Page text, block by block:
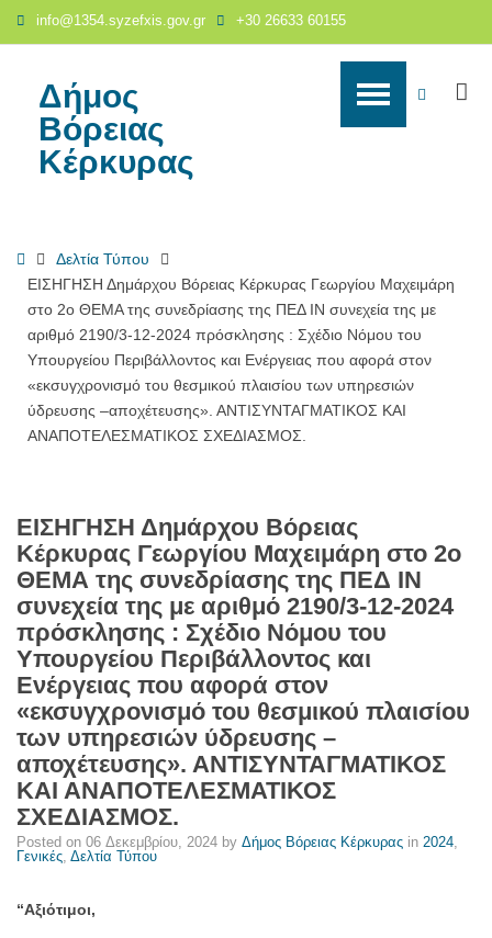
ΕΙΣΗΓΗΣΗ
Κέρκυρας
Γεωργίου
Μαχειμάρη
συνεδρίασης
ΠΕΔ
συνεχεία
αριθμό
2024
πρόσκλησης
Σχέδιο
Νόμου
του
Υπουργείου
Περιβάλλοντος
και
Ενέργειας
που
αφορά
στον
«εκσυγχρονισμό
πλαισίου
info@1354.syzefxis.gov.gr +30 26633 60155
Δήμος
Βόρειας
Κέρκυρας
HomeΔελτία Τύπου
ΕΙΣΗΓΗΣΗ Δημάρχου Βόρειας Κέρκυρας Γεωργίου Μαχειμάρη
στο 2ο ΘΕΜΑ της συνεδρίασης της ΠΕΔ ΙΝ συνεχεία της με
αριθμό 2190/3-12-2024 πρόσκλησης : Σχέδιο Νόμου του
Υπουργείου Περιβάλλοντος και Ενέργειας που αφορά στον
«εκσυγχρονισμό του θεσμικού πλαισίου των υπηρεσιών
ύδρευσης –αποχέτευσης». ΑΝΤΙΣΥΝΤΑΓΜΑΤΙΚΟΣ ΚΑΙ
ΑΝΑΠΟΤΕΛΕΣΜΑΤΙΚΟΣ ΣΧΕΔΙΑΣΜΟΣ.
ΕΙΣΗΓΗΣΗ Δημάρχου Βόρειας
Κέρκυρας Γεωργίου Μαχειμάρη στο 2ο
ΘΕΜΑ της συνεδρίασης της ΠΕΔ ΙΝ
συνεχεία της με αριθμό 2190/3-12-2024
πρόσκλησης : Σχέδιο Νόμου του
Υπουργείου Περιβάλλοντος και
Ενέργειας που αφορά στον
«εκσυγχρονισμό του θεσμικού πλαισίου
των υπηρεσιών ύδρευσης –
αποχέτευσης». ΑΝΤΙΣΥΝΤΑΓΜΑΤΙΚΟΣ
ΚΑΙ ΑΝΑΠΟΤΕΛΕΣΜΑΤΙΚΟΣ
ΣΧΕΔΙΑΣΜΟΣ.
Posted on 06 Δεκεμβρίου, 2024 by Δήμος Βόρειας Κέρκυρας in 2024,
Γενικές, Δελτία Τύπου
“Αξιότιμοι,